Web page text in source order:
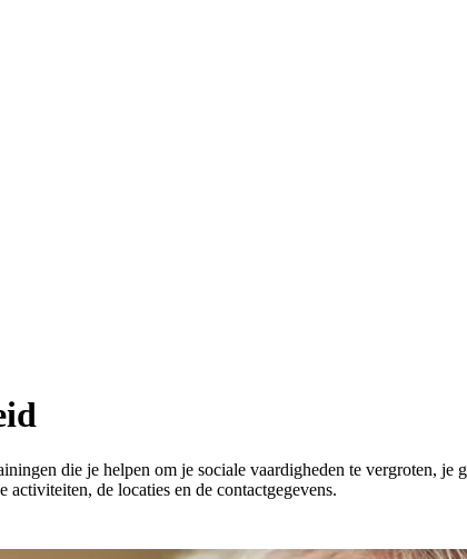
die je helpen om je sociale vaardigheden te vergroten,
de locaties en de contactgegevens.